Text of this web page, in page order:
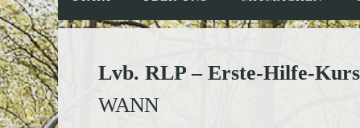
springen
Lvb. RLP – Erste-Hilfe-
WANN